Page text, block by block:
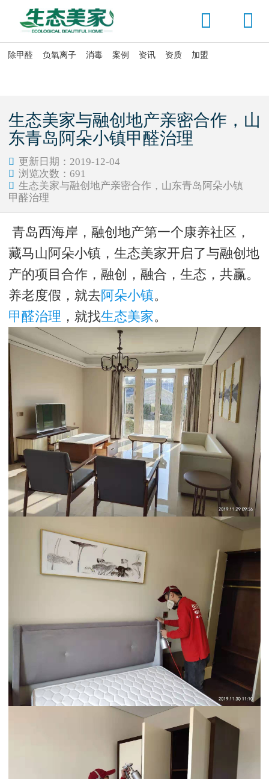


除甲醛 负氧离子 消毒 案例 资讯 资质 加盟
生态美家与融创地产亲密合作，山
东青岛阿朵小镇甲醛治理
 更新日期：2019-12-04
 浏览次数： 691
 生态美家与融创地产亲密合作，山东青岛阿朵小镇
甲醛治理
青岛西海岸，融创地产第一个康养社区，
藏马山阿朵小镇，生态美家开启了与融创地
产的项目合作，融创，融合，生态，共赢。
养老度假，就去阿朵小镇。
甲醛治理 ，就找生态美家。